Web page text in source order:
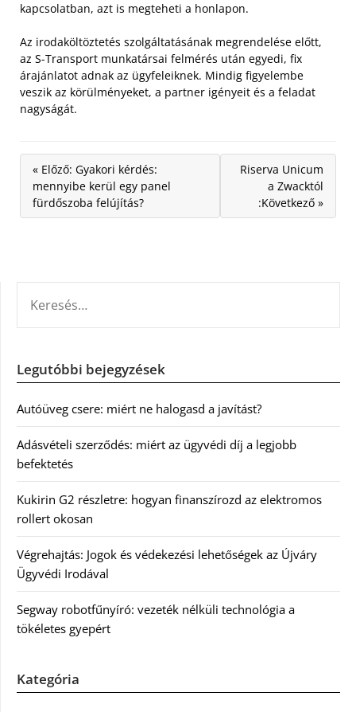
kapcsolatban, azt is megteheti a honlapon.
Az irodaköltöztetés szolgáltatásának megrendelése előtt,
az S-Transport munkatársai felmérés után egyedi, fix
árajánlatot adnak az ügyfeleiknek. Mindig figyelembe
veszik az körülményeket, a partner igényeit és a feladat
nagyságát.
« Előző: Gyakori kérdés:
mennyibe kerül egy panel
fürdőszoba felújítás?
Riserva Unicum
a Zwacktól
:Következő »
Legutóbbi bejegyzések
Autóüveg csere: miért ne halogasd a javítást?
Adásvételi szerződés: miért az ügyvédi díj a legjobb
befektetés
Kukirin G2 részletre: hogyan finanszírozd az elektromos
rollert okosan
Végrehajtás: Jogok és védekezési lehetőségek az Újváry
Ügyvédi Irodával
Segway robotfűnyíró: vezeték nélküli technológia a
tökéletes gyepért
Kategória